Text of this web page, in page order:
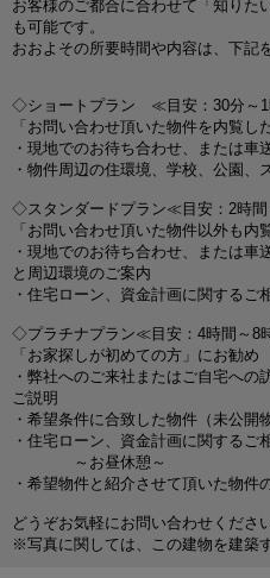
お客様のご都合に合わせて「知りた
も可能です。
おおよその所要時間や内容は、下記
◇ショートプラン ≪目安：30分～
「お問い合わせ頂いた物件を内覧し
・現地でのお待ち合わせ、または車
・物件周辺の住環境、学校、公園、
◇スタンダードプラン≪目安：2時
「お問い合わせ頂いた物件以外も内
・現地でのお待ち合わせ、または車
と周辺環境のご案内
・住宅ローン、資金計画に関するご
◇プラチナプラン≪目安：4時間～8
「お家探しが初めての方」にお勧め
・弊社へのご来社またはご自宅へ
ご説明
・希望条件に合致した物件（未公開
・住宅ローン、資金計画に関するご
～お昼休憩～
・希望物件と紹介させて頂いた物件
どうぞお気軽にお問い合わせくださ
※写真に関しては、この建物を建築